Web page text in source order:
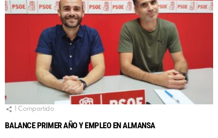
Compartido
BALANCE PRIMER AÑO Y EMPLEO EN ALMANSA